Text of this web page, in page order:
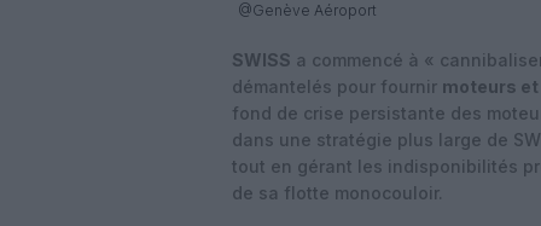
@Genève Aéroport
SWISS a commencé à «
démantelés pour fournir moteurs
fond de crise persistante des
dans une stratégie plus large de
tout en gérant les indisponibilités
de sa flotte monocouloir.